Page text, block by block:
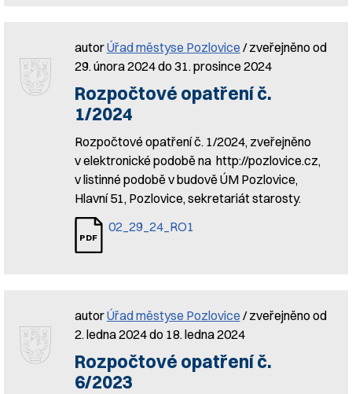
autorÚřad městyse Pozlovice / zveřejněno od
29. února 2024 do 31. prosince 2024
Rozpočtové opatření č.
1/2024
Rozpočtové opatření č. 1/2024, zveřejněno
v elektronické podobě na http://pozlovice.cz,
v listinné podobě v budově ÚM Pozlovice,
Hlavní 51, Pozlovice, sekretariát starosty.
02_29_24_RO1
autorÚřad městyse Pozlovice / zveřejněno od
2. ledna 2024 do 18. ledna 2024
Rozpočtové opatření č.
6/2023